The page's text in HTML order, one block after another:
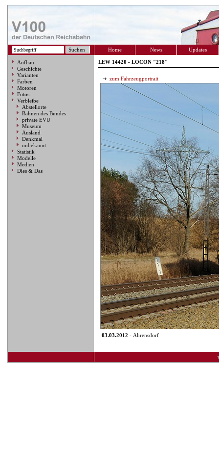
Home News Updates
Aufbau
Geschichte
Varianten
Farben
Motoren
Fotos
Verbleibe
Abstellorte
Bahnen des Bundes
private EVU
Museum
Ausland
Denkmal
unbekannt
Statistik
Modelle
Medien
Dies & Das
LEW 14420 - LOCON "218"
zum Fahrzeugportrait
03.03.2012 - Ahrensdorf